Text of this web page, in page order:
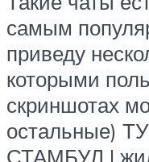
самым
приведу
которыми
скриншотах
остальные)
СТАМБУЛ |